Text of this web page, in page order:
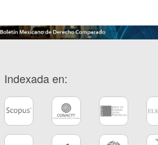
Indexada en: